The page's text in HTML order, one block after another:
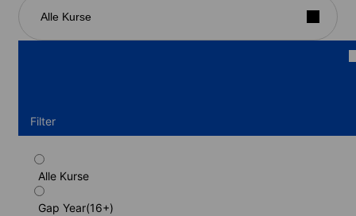
Alle Kurse
Filter
Alle Kurse
Gap Year(16+)
Semi-Intensivprogramm (Gastfamilie,
Zweibettzimmer)